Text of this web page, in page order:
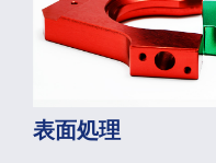
表面処理